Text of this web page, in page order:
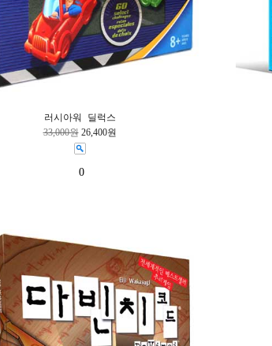
러시아워 딜럭스
33,000원 26,400원
0